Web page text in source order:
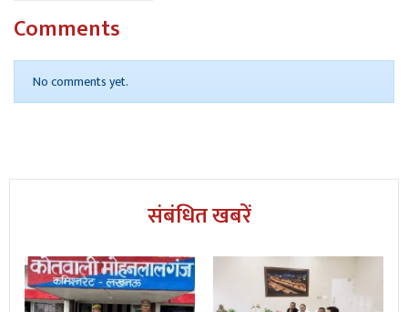
Comments
No comments yet.
संबंधित खबरें